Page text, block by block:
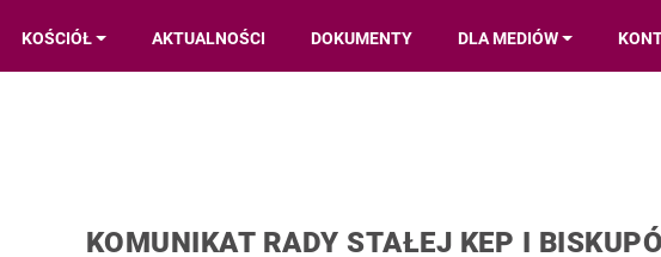
KOŚCIÓŁ AKTUALNOŚCI DOKUMENTY DLA MEDIÓW
KOMUNIKAT RADY STAŁEJ KEP I